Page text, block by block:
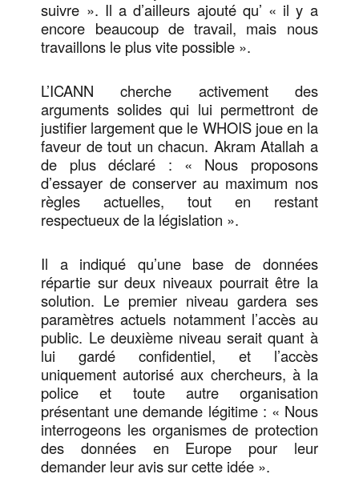
suivre ». Il a d’ailleurs ajouté qu’ « il y a
encore beaucoup de travail, mais nous
travaillons le plus vite possible ».
L’ICANN cherche activement des
arguments solides qui lui permettront de
justifier largement que le WHOIS joue en la
faveur de tout un chacun. Akram Atallah a
de plus déclaré : « Nous proposons
d’essayer de conserver au maximum nos
règles actuelles, tout en restant
respectueux de la législation ».
Il a indiqué qu’une base de données
répartie sur deux niveaux pourrait être la
solution. Le premier niveau gardera ses
paramètres actuels notamment l’accès au
public. Le deuxième niveau serait quant à
lui gardé confidentiel, et l’accès
uniquement autorisé aux chercheurs, à la
police et toute autre organisation
présentant une demande légitime : « Nous
interrogeons les organismes de protection
des données en Europe pour leur
demander leur avis sur cette idée ».